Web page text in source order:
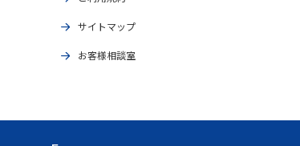
サイトマップ
お客様相談室